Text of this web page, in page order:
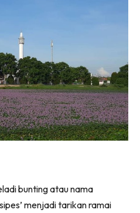
bunting atau nama
menjadi tarikan ramai